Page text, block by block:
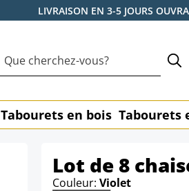
LIVRAISON EN 3-5 JOURS
Tabourets en bois Tabourets
Lot de 8
Couleur: Violet